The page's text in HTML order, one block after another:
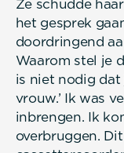
Ze schudde
het gesprek
doordringend
Waarom stel je
is niet nodig
vrouw.’ Ik was
inbrengen. Ik
overbruggen.